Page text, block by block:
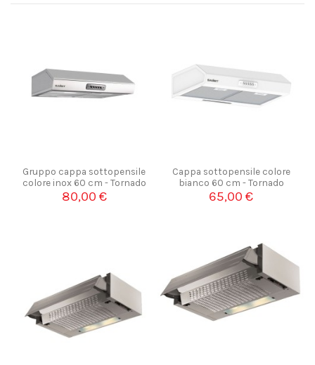
Gruppo cappa sottopensile
colore inox 60 cm - Tornado
80,00 €
Cappa sottopensile colore
bianco 60 cm - Tornado
65,00 €